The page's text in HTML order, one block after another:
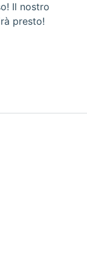
Il nostro
presto!